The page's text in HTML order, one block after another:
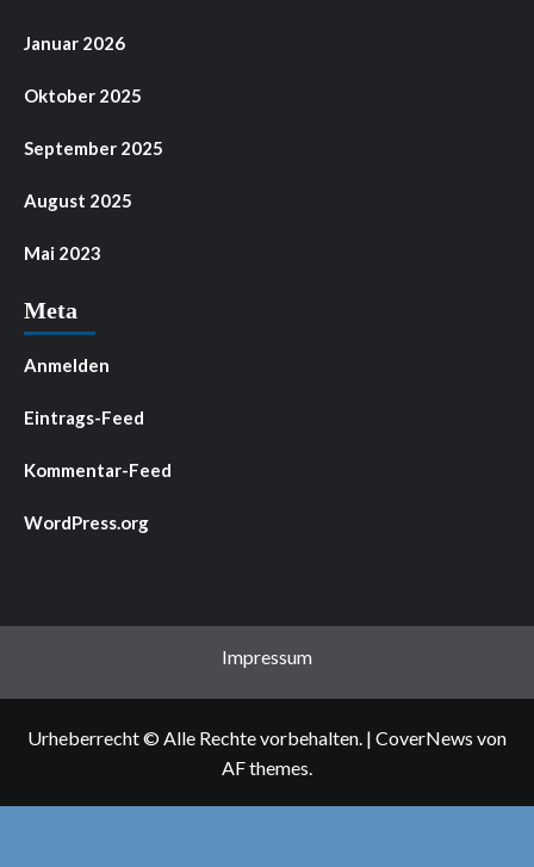
Januar 2026
Oktober 2025
September 2025
August 2025
Mai 2023
Meta
Anmelden
Eintrags-Feed
Kommentar-Feed
WordPress.org
Impressum
Urheberrecht © Alle Rechte vorbehalten. | CoverNews von
AF themes.